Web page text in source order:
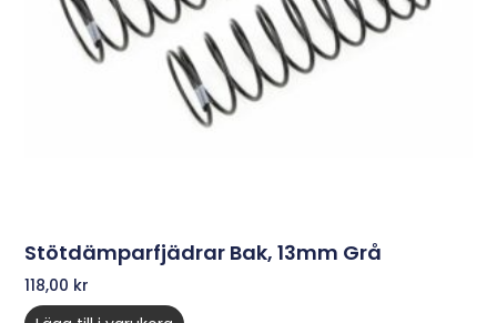
Stötdämparfjädrar Bak, 13mm Grå
118,00 kr